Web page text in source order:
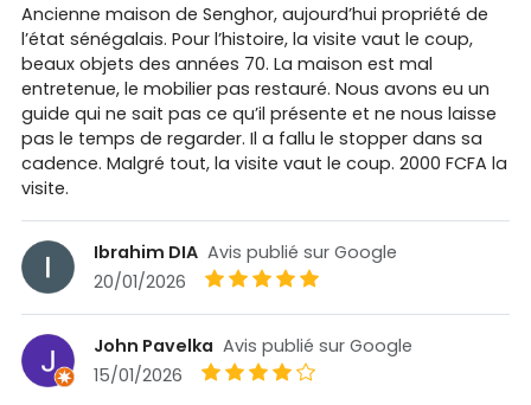
Ancienne maison de Senghor, aujourd’hui propriété de
l’état sénégalais. Pour l’histoire, la visite vaut le coup,
beaux objets des années 70. La maison est mal
entretenue, le mobilier pas restauré. Nous avons eu un
guide qui ne sait pas ce qu’il présente et ne nous laisse
pas le temps de regarder. Il a fallu le stopper dans sa
cadence. Malgré tout, la visite vaut le coup. 2000 FCFA la
visite.
Ibrahim DIA Avis publié sur Google
20/01/2026
John Pavelka Avis publié sur Google
15/01/2026